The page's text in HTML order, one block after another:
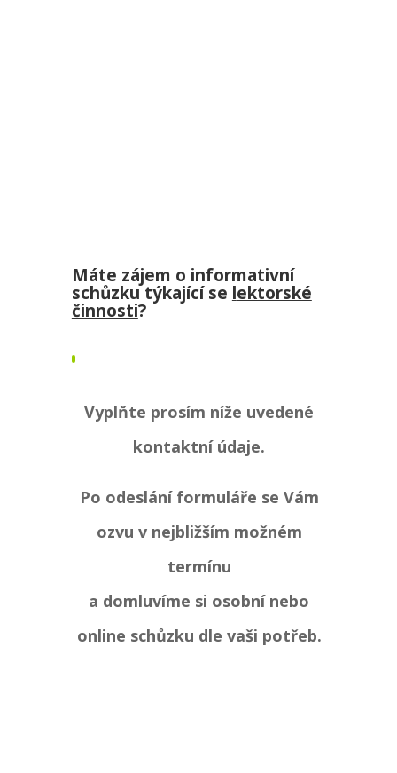
Máte zájem o informativní
schůzku týkající se lektorské
činnosti?
Vyplňte prosím níže uvedené
kontaktní údaje.
Po odeslání formuláře se Vám
ozvu v nejbližším možném
termínu
a domluvíme si osobní nebo
online schůzku dle vaši potřeb.